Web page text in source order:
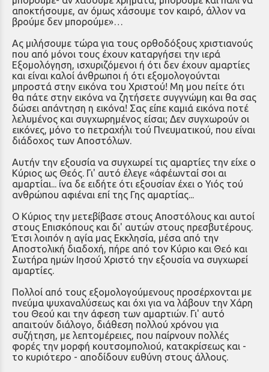
αποκτήσουμε, αν όμως χάσουμε τον καιρό, άλλον να
βρούμε δεν μπορούμε»…
Ας μιλήσουμε τώρα για τους ορθοδόξους χριστιανούς
που από μόνοι τους έχουν καταργήσει την ιερά
Εξομολόγηση, ισχυριζόμενοι ή ότι δεν έχουν αμαρτίες
και είναι καλοί άνθρωποι ή ότι εξομολογούνται
μπροστά στην εικόνα του Χριστού! Μη μου πείτε ότι
θα πάτε στην εικόνα να ζητήσετε συγγνώμη και θα σας
δώσει απάντηση η εικόνα! Σας είπε καμιά εικόνα ποτέ
λελυμένος και συγχωρημένος είσαι; Δεν συγχωρούν οι
εικόνες, μόνο το πετραχήλι τού Πνευματικού, που είναι
διάδοχος των Αποστόλων.
Αυτήν την εξουσία να συγχωρεί τις αμαρτίες την είχε ο
Κύριος ως Θεός. Γι' αυτό έλεγε «άφέωνταί σοι αι
αμαρτίαι... ίνα δε ειδήτε ότι εξουσίαν έχει ο Υιός τού
ανθρώπου αφιέναι επί της Γης αμαρτίας...
Ο Κύριος την μετεβίβασε στους Αποστόλους και αυτοί
στους Επισκόπους και δι' αυτών στους πρεσβυτέρους.
Έτσι λοιπόν η αγία μας Εκκλησία, μέσα από την
Αποστολική διαδοχή, πήρε από τον Κύριο και Θεό και
Σωτήρα ημών Ιησού Χριστό την εξουσία να συγχωρεί
αμαρτίες.
Πολλοί από τους εξομολογούμενους προσέρχονται με
πνεύμα ψυχαναλύσεως και όχι για να λάβουν την Χάρη
του Θεού και την άφεση των αμαρτιών. Γι' αυτό
απαιτούν διάλογο, διάθεση πολλού χρόνου για
συζήτηση, με λεπτομέρειες, που παίρνουν πολλές
φορές την μορφή κουτσομπολιού, κατακρίσεως και -
το κυριότερο - αποδίδουν ευθύνη στους άλλους.